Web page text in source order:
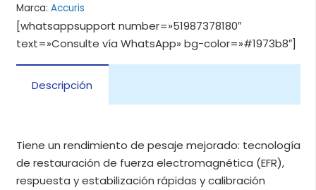
Marca: Accuris
[whatsappsupport number=»51987378180″
text=»Consulte vía WhatsApp» bg-color=»#1973b8″]
Descripción
Tiene un rendimiento de pesaje mejorado: tecnología
de restauración de fuerza electromagnética (EFR),
respuesta y estabilización rápidas y calibración